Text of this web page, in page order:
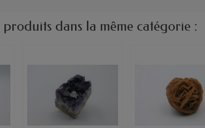
produits dans la même catégorie :